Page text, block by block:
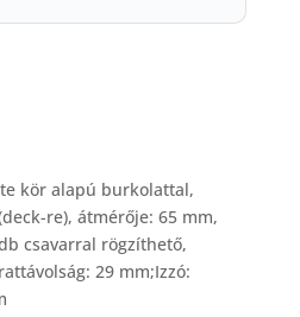
kör alapú burkolattal,
re), átmérője: 65 mm,
csavarral rögzíthető,
29 mm;Izzó: